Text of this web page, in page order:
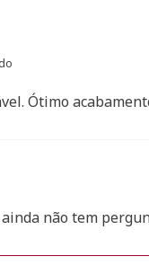
Ótimo
não tem